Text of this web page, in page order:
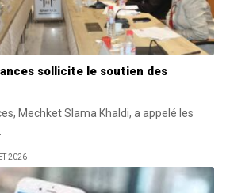
sollicite le soutien des
Mechket Slama Khaldi, a appelé les
2026